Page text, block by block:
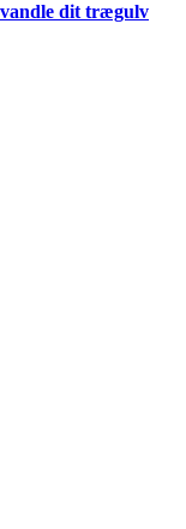
dit trægulv